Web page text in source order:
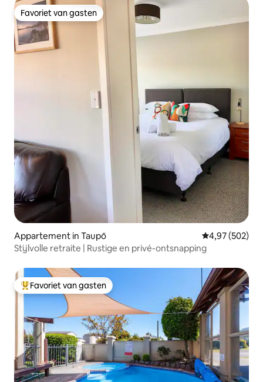
Favoriet van gasten
Favoriet van gasten
Appartement in Taupō Gemiddelde
4,97 (502)
Stijlvolle retraite | Rustige en privé-ontsnapping
Topfavoriet van gasten
Favoriet van gasten